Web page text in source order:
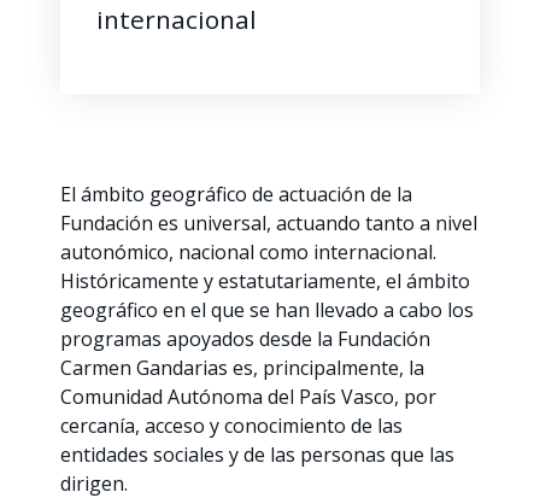
internacional
El ámbito geográfico de actuación de la
Fundación es universal, actuando tanto a nivel
autonómico, nacional como internacional.
Históricamente y estatutariamente, el ámbito
geográfico en el que se han llevado a cabo los
programas apoyados desde la Fundación
Carmen Gandarias es, principalmente, la
Comunidad Autónoma del País Vasco, por
cercanía, acceso y conocimiento de las
entidades sociales y de las personas que las
dirigen.